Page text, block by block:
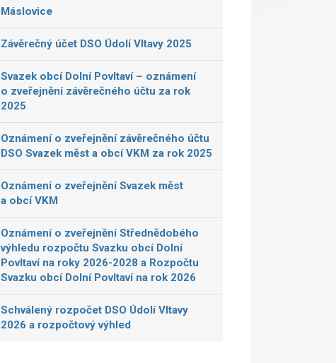
Máslovice
Závěrečný účet DSO Údolí Vltavy 2025
Svazek obcí Dolní Povltaví – oznámení
o zveřejnění závěrečného účtu za rok
2025
Oznámení o zveřejnění závěrečného účtu
DSO Svazek měst a obcí VKM za rok 2025
Oznámení o zveřejnění Svazek měst
a obcí VKM
Oznámení o zveřejnění Střednědobého
výhledu rozpočtu Svazku obcí Dolní
Povltaví na roky 2026-2028 a Rozpočtu
Svazku obcí Dolní Povltaví na rok 2026
Schválený rozpočet DSO Údolí Vltavy
2026 a rozpočtový výhled